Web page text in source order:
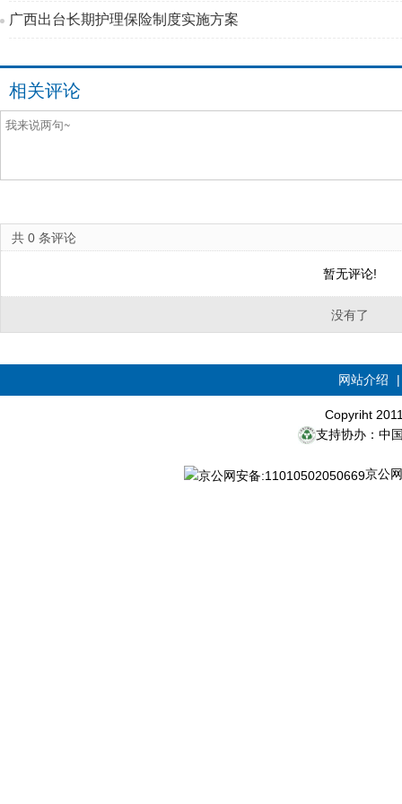
广西出台长期护理保险制度实施方案
相关评论
共 0 条评论
暂无评论!
没有了
网站介绍
Copyriht
支持协办：中
京公